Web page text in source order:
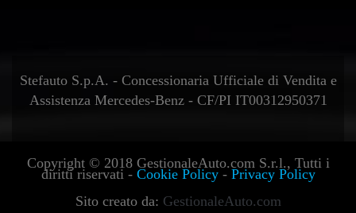
Stefauto S.p.A. - Concessionaria Ufficiale di Vendita e
Assistenza Mercedes-Benz - CF/PI IT00312950371
Copyright © 2018 GestionaleAuto.com S.r.l., Tutti i
diritti riservati - Cookie Policy- Privacy Policy
Sito creato da: GestionaleAuto.com